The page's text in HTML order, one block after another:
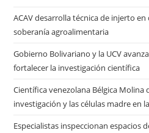
ACAV desarrolla técnica de injerto
soberanía agroalimentaria
Gobierno Bolivariano y la UCV
fortalecer la investigación científica
Científica venezolana Bélgica Molina
investigación y las células madre en
Especialistas inspeccionan espacios